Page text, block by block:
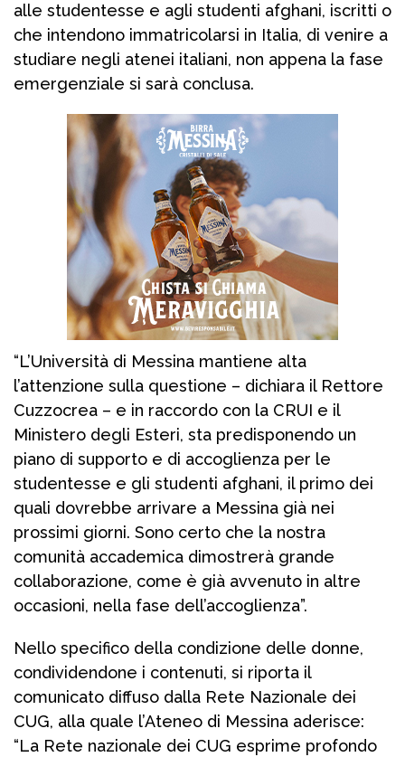
alle studentesse e agli studenti afghani, iscritti o
che intendono immatricolarsi in Italia, di venire a
studiare negli atenei italiani, non appena la fase
emergenziale si sarà conclusa.
“L’Università di Messina mantiene alta
l’attenzione sulla questione – dichiara il Rettore
Cuzzocrea – e in raccordo con la CRUI e il
Ministero degli Esteri, sta predisponendo un
piano di supporto e di accoglienza per le
studentesse e gli studenti afghani, il primo dei
quali dovrebbe arrivare a Messina già nei
prossimi giorni. Sono certo che la nostra
comunità accademica dimostrerà grande
collaborazione, come è già avvenuto in altre
occasioni, nella fase dell’accoglienza”.
Nello specifico della condizione delle donne,
condividendone i contenuti, si riporta il
comunicato diffuso dalla Rete Nazionale dei
CUG, alla quale l’Ateneo di Messina aderisce:
“La Rete nazionale dei CUG esprime profondo